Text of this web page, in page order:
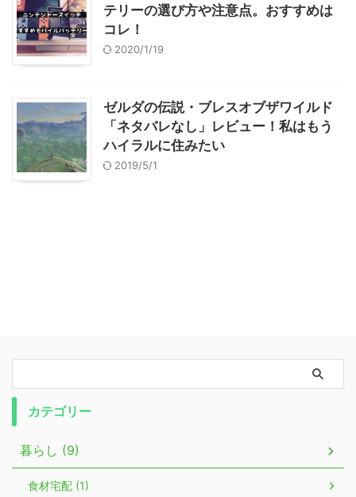
テリーの選び方や注意点。おすすめは
コレ！
2020/1/19
ゼルダの伝説・ブレスオブザワイルド
「ネタバレなし」レビュー！私はもう
ハイラルに住みたい
2019/5/1
カテゴリー
暮らし (9)
食材宅配 (1)